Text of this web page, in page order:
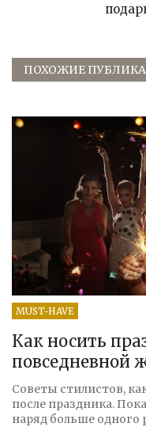
ПОХОЖИЕ
MUST-HAVE
Как носить
повседневной
Советы стилистов,
после праздника.
наряд больше одного